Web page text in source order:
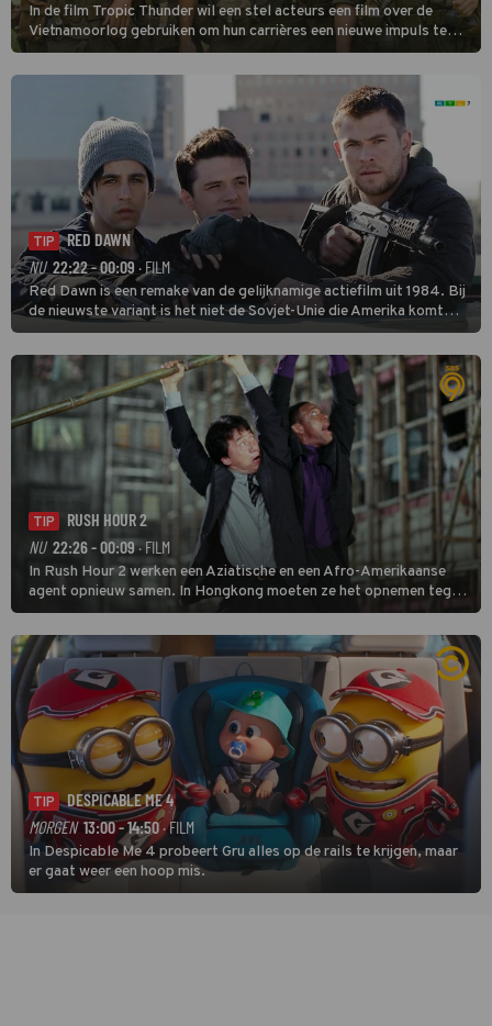
In de film Tropic Thunder wil een stel acteurs een film over de
Vietnamoorlog gebruiken om hun carrières een nieuwe impuls te
geven, maar tijdens de opnamen in het zuiden van Vietnam komen
ze in een oorlog tussen twee drugsbendes terecht.
TIP
RED DAWN
NU 22:22 - 00:09· FILM
Red Dawn is een remake van de gelijknamige actiefilm uit 1984. Bij
de nieuwste variant is het niet de Sovjet-Unie die Amerika komt
binnenvallen, maar zijn Rusland en Noord-Korea de vijanden.
TIP
RUSH HOUR 2
NU 22:26 - 00:09· FILM
In Rush Hour 2 werken een Aziatische en een Afro-Amerikaanse
agent opnieuw samen. In Hongkong moeten ze het opnemen tegen
een bende die met vals geld handelt.
TIP
DESPICABLE ME 4
MORGEN 13:00 - 14:50· FILM
In Despicable Me 4 probeert Gru alles op de rails te krijgen, maar
er gaat weer een hoop mis.